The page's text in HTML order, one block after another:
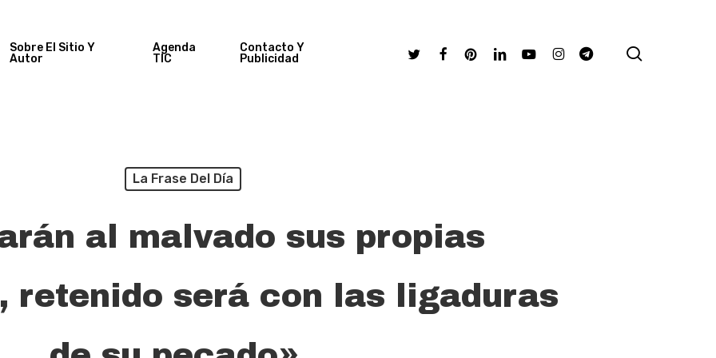
Sobre El Sitio Y
Autor
Agenda
TIC
Contacto Y
Publicidad
TwitterFacebookPinterestLinkedinYoutubeInstagramTelegram
La Frase Del Día
al malvado sus propias
retenido será con las ligaduras